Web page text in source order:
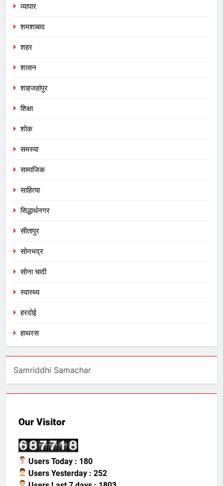
व्यापार
शमशाबाद
शहर
शासन
शाहजहांपुर
शिक्षा
शोक
समस्या
सामाजिक
साहित्या
सिद्धार्थनगर
सीतापुर
सोनभद्र
सोना चादी
स्वास्थ्य
हरदोई
हाथरस
Samriddhi Samachar
Our Visitor
Users Today : 180
Users Yesterday : 252